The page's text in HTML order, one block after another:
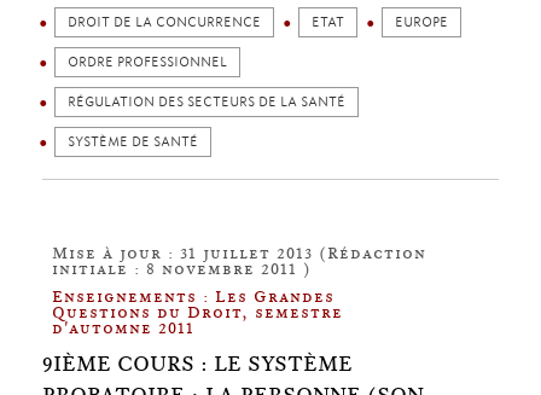
DROIT DE LA CONCURRENCE ETAT EUROPE
ORDRE PROFESSIONNEL
RÉGULATION DES SECTEURS DE LA SANTÉ
SYSTÈME DE SANTÉ
Mise à jour : 31 juillet 2013 (Rédaction
initiale : 8 novembre 2011 )
Enseignements : Les Grandes
Questions du Droit, semestre
d'automne 2011
9IÈME COURS : LE SYSTÈME